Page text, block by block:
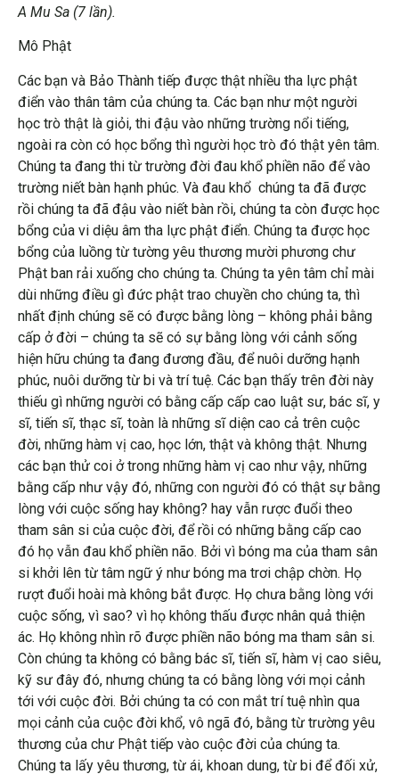
A Mu Sa (7 lần).
Mô Phật
Các bạn và Bảo Thành tiếp được thật nhiều tha lực phật
điển vào thân tâm của chúng ta. Các bạn như một người
học trò thật là giỏi, thi đậu vào những trường nổi tiếng,
ngoài ra còn có học bổng thì người học trò đó thật yên tâm.
Chúng ta đang thi từ trường đời đau khổ phiền não để vào
trường niết bàn hạnh phúc. Và đau khổ chúng ta đã được
rồi chúng ta đã đậu vào niết bàn rồi, chúng ta còn được học
bổng của vi diệu âm tha lực phật điển. Chúng ta được học
bổng của luồng từ tường yêu thương mười phương chư
Phật ban rải xuống cho chúng ta. Chúng ta yên tâm chỉ mài
dùi những điều gì đức phật trao chuyền cho chúng ta, thì
nhất định chúng sẽ có được bằng lòng – không phải bằng
cấp ở đời – chúng ta sẽ có sự bằng lòng với cảnh sống
hiện hữu chúng ta đang đương đầu, để nuôi dưỡng hạnh
phúc, nuôi dưỡng từ bi và trí tuệ. Các bạn thấy trên đời này
thiếu gì những người có bằng cấp cấp cao luật sư, bác sĩ, y
sĩ, tiến sĩ, thạc sĩ, toàn là những sĩ diện cao cả trên cuộc
đời, những hàm vị cao, học lớn, thật và không thật. Nhưng
các bạn thử coi ở trong những hàm vị cao như vậy, những
bằng cấp như vậy đó, những con người đó có thật sự bằng
lòng với cuộc sống hay không? hay vẫn rược đuổi theo
tham sân si của cuộc đời, để rồi có những bằng cấp cao
đó họ vẫn đau khổ phiền não. Bởi vì bóng ma của tham sân
si khởi lên từ tâm ngữ ý như bóng ma trơi chập chờn. Họ
rượt đuổi hoài mà không bắt được. Họ chưa bằng lòng với
cuộc sống, vì sao? vì họ không thấu được nhân quả thiện
ác. Họ không nhìn rõ được phiền não bóng ma tham sân si.
Còn chúng ta không có bằng bác sĩ, tiến sĩ, hàm vị cao siêu,
kỹ sư đây đó, nhưng chúng ta có bằng lòng với mọi cảnh
tới với cuộc đời. Bởi chúng ta có con mắt trí tuệ nhìn qua
mọi cảnh của cuộc đời khổ, vô ngã đó, bằng từ trường yêu
thương của chư Phật tiếp vào cuộc đời của chúng ta.
Chúng ta lấy yêu thương, từ ái, khoan dung, từ bi để đối xử,